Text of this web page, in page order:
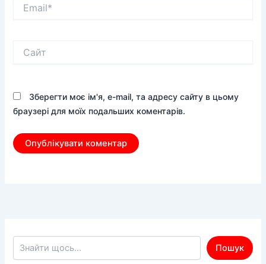
Зберегти моє ім'я, e-mail, та адресу сайту в цьому
браузері для моїх подальших коментарів.
Пошук